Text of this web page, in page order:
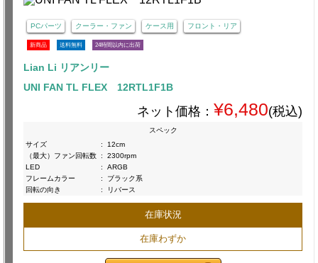
PCパーツ クーラー・ファン ケース用 フロント・リア
新商品 送料無料 24時間以内に出荷
Lian Li リアンリー
UNI FAN TL FLEX 12RTL1F1B
ネット価格： ¥6,480(税込)
スペック
サイズ
:
12cm
（最大）ファン回転数 :
2300rpm
LED
:
ARGB
フレームカラー
:
ブラック系
回転の向き
: リバース
在庫状況
在庫わずか